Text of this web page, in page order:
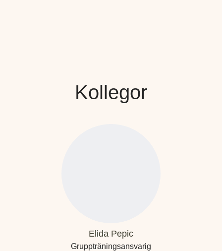
Kollegor
Elida Pepic
Gruppträningsansvarig